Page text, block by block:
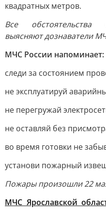
квадратных метров.
Все обстоятельства
выясняют дознаватели
МЧС России напоминает:
следи за состоянием
не эксплуатируй
не перегружай
не оставляй без
во время готовки не
установи пожарный
Пожары произошли 22
МЧС Ярославской